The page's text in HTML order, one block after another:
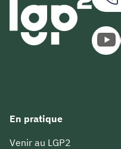
En pratique
Venir au LGP2